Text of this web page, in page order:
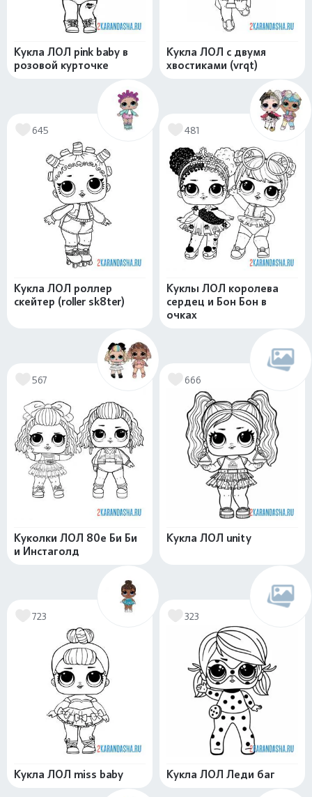
Кукла ЛОЛ pink baby в
розовой курточке
Кукла ЛОЛ с двумя
хвостиками (vrqt)
645
Кукла ЛОЛ роллер
скейтер (roller sk8ter)
481
Куклы ЛОЛ королева
сердец и Бон Бон в
очках
567
Куколки ЛОЛ 80е Би Би
и Инстаголд
666
Кукла ЛОЛ unity
723
Кукла ЛОЛ miss baby
323
Кукла ЛОЛ Леди баг